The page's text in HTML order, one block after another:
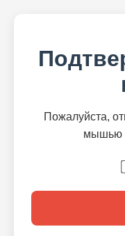
Пожалуйста,
мышью